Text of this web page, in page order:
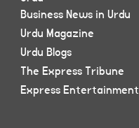
Business News in Urdu
Urdu Magazine
Urdu Blogs
The Express Tribune
Express Entertainment